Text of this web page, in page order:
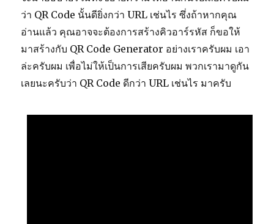
ว่า QR Code นั้นดียิ่งกว่า URL เช่นไร ซึ่งถ้าหากคุณ
อ่านแล้ว คุณอาจจะต้องการสร้างคิวอาร์รหัส ก็ขอให้
มาสร้างกับ QR Code Generator อย่างเราครับผม เอา
ล่ะครับผม เพื่อไม่ให้เป็นการเสียครับผม พวกเรามาดูกัน
เลยนะครับว่า QR Code ดีกว่า URL เช่นไร มาครับ